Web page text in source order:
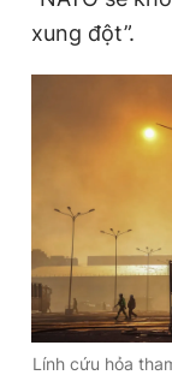
xung đột”.
Lính cứu hỏa